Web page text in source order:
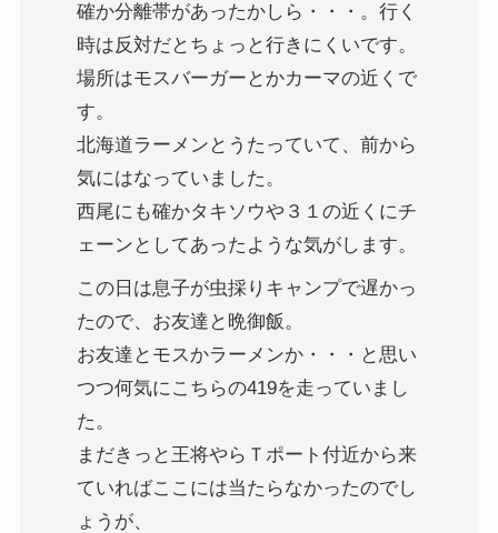
確か分離帯があったかしら・・・。行く
時は反対だとちょっと行きにくいです。
場所はモスバーガーとかカーマの近くで
す。
北海道ラーメンとうたっていて、前から
気にはなっていました。
西尾にも確かタキソウや３１の近くにチ
ェーンとしてあったような気がします。
この日は息子が虫採りキャンプで遅かっ
たので、お友達と晩御飯。
お友達とモスかラーメンか・・・と思い
つつ何気にこちらの419を走っていまし
た。
まだきっと王将やらＴポート付近から来
ていればここには当たらなかったのでし
ょうが、